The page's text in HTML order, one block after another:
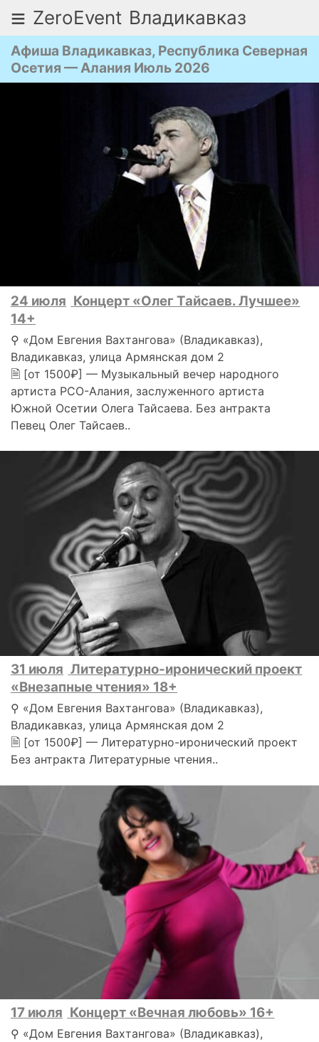
≡ ZeroEvent Владикавказ
Афиша Владикавказ, Республика Северная
Осетия — Алания Июль 2026
24 июля Концерт «Олег Тайсаев. Лучшее»
14+
⚲ «Дом Евгения Вахтангова» (Владикавказ),
Владикавказ, улица Армянская дом 2
🗎 [от 1500₽] — Музыкальный вечер народного
артиста РСО-Алания, заслуженного артиста
Южной Осетии Олега Тайсаева. Без антракта
Певец Олег Тайсаев..
31 июля Литературно-иронический проект
«Внезапные чтения» 18+
⚲ «Дом Евгения Вахтангова» (Владикавказ),
Владикавказ, улица Армянская дом 2
🗎 [от 1500₽] — Литературно-иронический проект
Без антракта Литературные чтения..
17 июля Концерт «Вечная любовь» 16+
⚲ «Дом Евгения Вахтангова» (Владикавказ),